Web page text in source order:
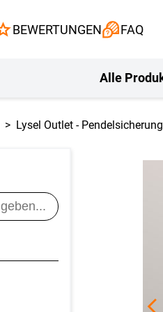
BEWERTUNGEN FAQ
Alle
Lysel Outlet -